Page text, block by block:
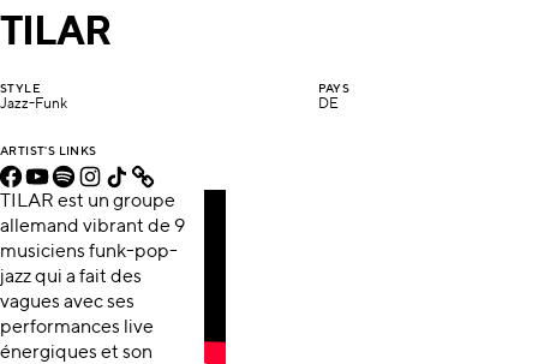
TILAR
STYLE
Jazz-Funk
PAYS
DE
ARTIST'S LINKS
TILAR est un groupe
allemand vibrant de 9
musiciens funk-pop-
jazz qui a fait des
vagues avec ses
performances live
énergiques et son